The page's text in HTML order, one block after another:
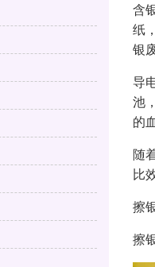
含
纸
银
导
池
的
随
比
擦
擦